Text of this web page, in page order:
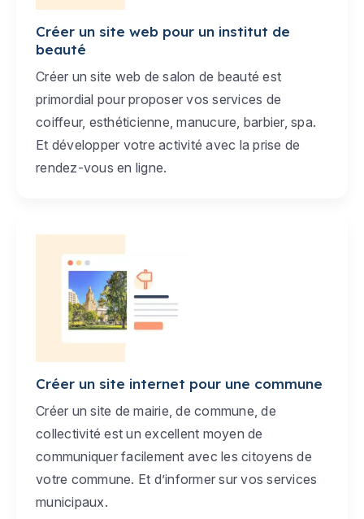
Créer un site web pour un institut de
beauté
Créer un site web de salon de beauté est
primordial pour proposer vos services de
coiffeur, esthéticienne, manucure, barbier, spa.
Et développer votre activité avec la prise de
rendez-vous en ligne.
Créer un site internet pour une commune
Créer un site de mairie, de commune, de
collectivité est un excellent moyen de
communiquer facilement avec les citoyens de
votre commune. Et d’informer sur vos services
municipaux.